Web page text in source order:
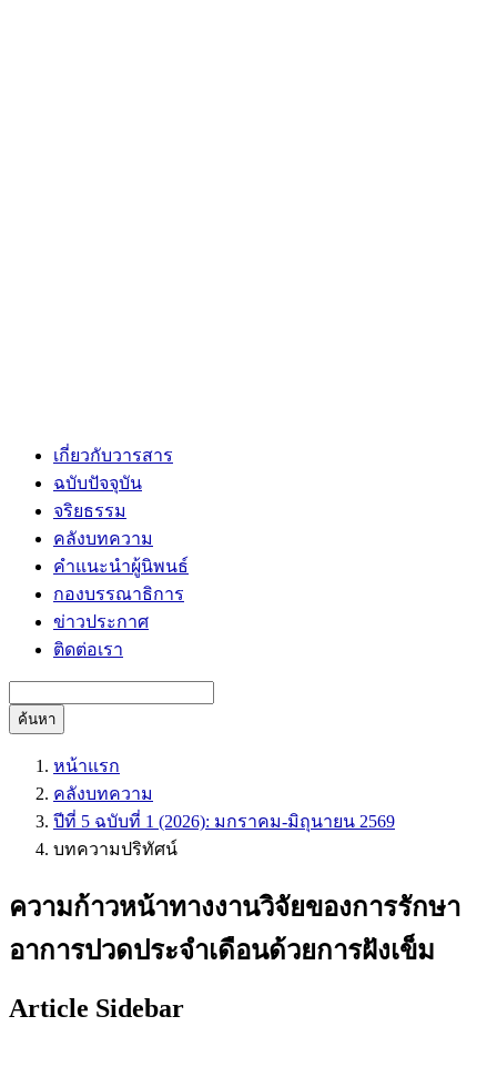
เกี่ยวกับวารสาร
ฉบับปัจจุบัน
จริยธรรม
คลังบทความ
คำแนะนำผู้นิพนธ์
กองบรรณาธิการ
ข่าวประกาศ
ติดต่อเรา
ค้นหา
หน้าแรก
คลังบทความ
ปีที่ 5 ฉบับที่ 1 (2026): มกราคม-มิถุนายน 2569
บทความปริทัศน์
ความก้าวหน้าทางงานวิจัยของการรักษา
อาการปวดประจำเดือนด้วยการฝังเข็ม
Article Sidebar